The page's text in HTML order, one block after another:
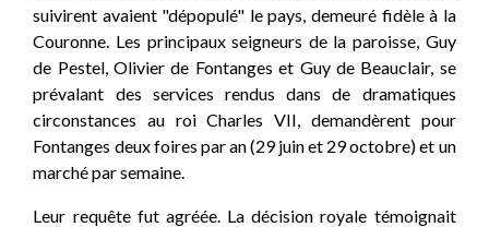
suivirent avaient "dépopulé" le pays, demeuré fidèle à la
Couronne. Les principaux seigneurs de la paroisse, Guy
de Pestel, Olivier de Fontanges et Guy de Beauclair, se
prévalant des services rendus dans de dramatiques
circonstances au roi Charles VII, demandèrent pour
Fontanges deux foires par an (29 juin et 29 octobre) et un
marché par semaine.
Leur requête fut agréée. La décision royale témoignait